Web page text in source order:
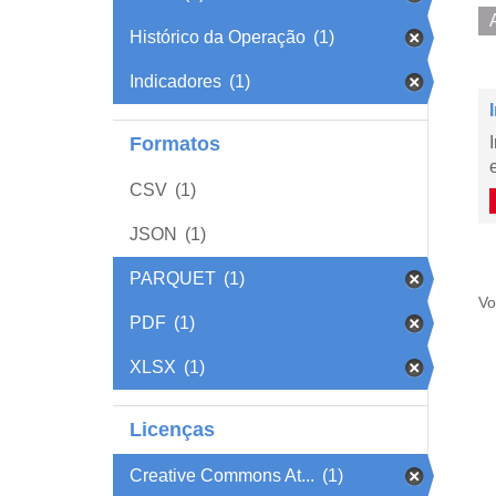
Histórico da Operação (1)
Indicadores (1)
Formatos
CSV (1)
JSON (1)
PARQUET (1)
PDF (1)
XLSX (1)
Licenças
Creative Commons At... (1)